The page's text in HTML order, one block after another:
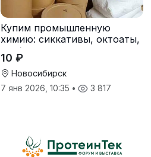
Купим промышленную
химию: сиккативы, октоаты,
стабилизаторы
10 ₽
Новосибирск
7 янв 2026, 10:35 • 3 817